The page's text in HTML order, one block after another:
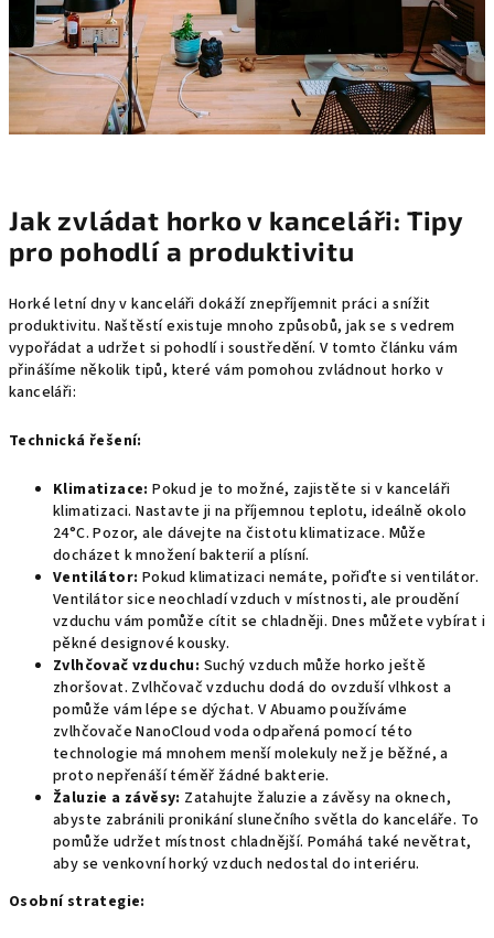
Jak zvládat horko v kanceláři: Tipy
pro pohodlí a produktivitu
Horké letní dny v kanceláři dokáží znepříjemnit práci a snížit
produktivitu. Naštěstí existuje mnoho způsobů, jak se s vedrem
vypořádat a udržet si pohodlí i soustředění. V tomto článku vám
přinášíme několik tipů, které vám pomohou zvládnout horko v
kanceláři:
Technická řešení:
Klimatizace: Pokud je to možné, zajistěte si v kanceláři
klimatizaci. Nastavte ji na příjemnou teplotu, ideálně okolo
24°C. Pozor, ale dávejte na čistotu klimatizace. Může
docházet k množení bakterií a plísní.
Ventilátor: Pokud klimatizaci nemáte, pořiďte si ventilátor.
Ventilátor sice neochladí vzduch v místnosti, ale proudění
vzduchu vám pomůže cítit se chladněji. Dnes můžete vybírat i
pěkné designové kousky.
Zvlhčovač vzduchu: Suchý vzduch může horko ještě
zhoršovat. Zvlhčovač vzduchu dodá do ovzduší vlhkost a
pomůže vám lépe se dýchat. V Abuamo používáme
zvlhčovače NanoCloud voda odpařená pomocí této
technologie má mnohem menší molekuly než je běžné, a
proto nepřenáší téměř žádné bakterie.
Žaluzie a závěsy: Zatahujte žaluzie a závěsy na oknech,
abyste zabránili pronikání slunečního světla do kanceláře. To
pomůže udržet místnost chladnější. Pomáhá také nevětrat,
aby se venkovní horký vzduch nedostal do interiéru.
Osobní strategie: